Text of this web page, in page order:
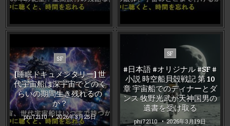
Posted
in
SF
[睡眠ドキュメンタリー] 世
代宇宙船は深宇宙でどのく
らいの期間生き残れるの
か？
phi72110 2026年3月25日
Posted
SF
#日本語 #オリジナル #SF #
小説 時空船貝殻戦記 第 10
章 宇宙船でのディナーとダ
ンス 牧野光武が天神国男の
遺書を受け取る
phi72110 2026年3月19日